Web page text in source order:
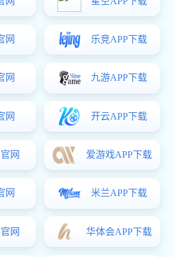
件的表面清洁和精细去毛刺处理。其柔
寸和结构的前提下，对批量小型元件提
。
，小型
磁力研磨机适用于银饰、铜饰
化处理。设备可在短时间内对工件实现
品表面美观度。